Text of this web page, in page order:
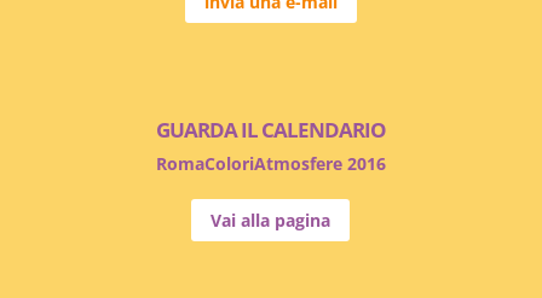
GUARDA IL CALENDARIO
RomaColoriAtmosfere 2016
Vai alla pagina